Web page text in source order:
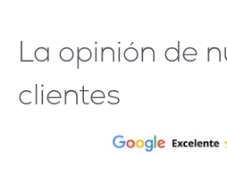
La opinión de
clientes